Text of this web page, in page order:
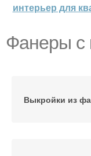
интерьер для
Фанеры
Выкройки из